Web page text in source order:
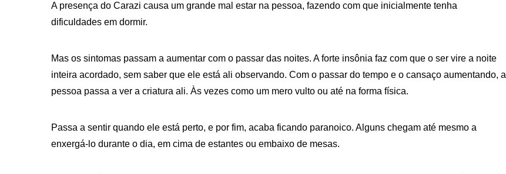
A presença do Carazi causa um grande mal estar na pessoa, fazendo com que inicialmente tenha
dificuldades em dormir.
Mas os sintomas passam a aumentar com o passar das noites. A forte insônia faz com que o ser vire a noite
inteira acordado, sem saber que ele está ali observando. Com o passar do tempo e o cansaço aumentando, a
pessoa passa a ver a criatura ali. Às vezes como um mero vulto ou até na forma física.
Passa a sentir quando ele está perto, e por fim, acaba ficando paranoico. Alguns chegam até mesmo a
enxergá-lo durante o dia, em cima de estantes ou embaixo de mesas.